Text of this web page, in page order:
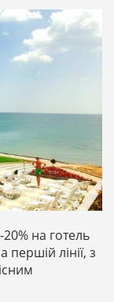
на готель
першій лінії, з